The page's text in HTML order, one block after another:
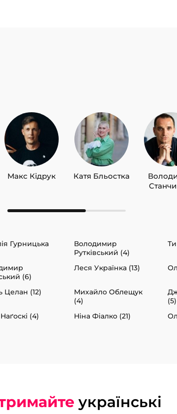
Макс Кідрук Катя Бльостка
Гурницька
Володимир
Рутківський (4)
(6)
Леся Українка (13)
Целан (12)
Михайло Облещук
(4)
(5)
(4) Ніна Фіалко (21)
українські